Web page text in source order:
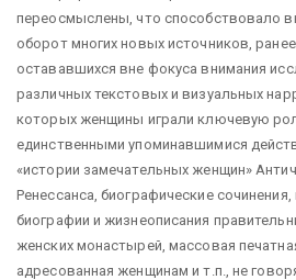
переосмыслены, что способствовало
оборот многих новых источников,
остававшихся вне фокуса внимания
различных текстовых и визуальных
которых женщины играли ключевую
единственными упоминавшимися
«истории замечательных женщин»
Ренессанса, биографические
биографии и жизнеописания
женских монастырей, массовая
адресованная женщинам и т.п., не